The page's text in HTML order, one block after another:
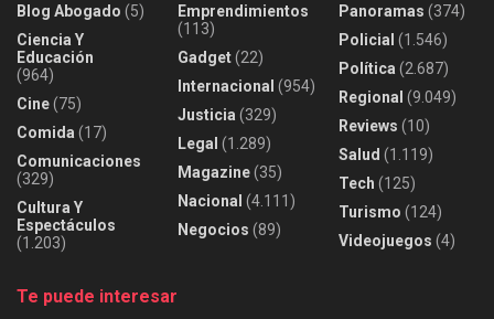
Blog Abogado (5)
Ciencia Y
Educación
(964)
Cine(75)
Comida (17)
Comunicaciones
(329)
Cultura Y
Espectáculos
(1.203)
Emprendimientos
(113)
Gadget(22)
Internacional (954)
Justicia (329)
Legal (1.289)
Magazine(35)
Nacional (4.111)
Negocios (89)
Panoramas (374)
Policial (1.546)
Política (2.687)
Regional (9.049)
Reviews (10)
Salud (1.119)
Tech (125)
Turismo (124)
Videojuegos (4)
Te puede interesar